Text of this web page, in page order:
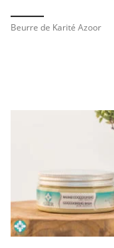
Beurre de Karité Azoor